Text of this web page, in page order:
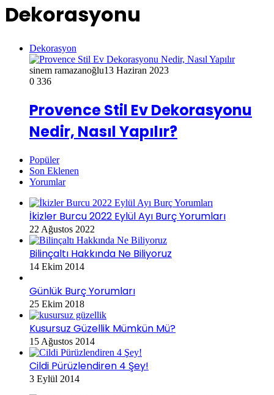
Dekorasyonu
Dekorasyon
sinem ramazanoğlu13 Haziran 2023
0 336
Provence Stil Ev Dekorasyonu
Nedir, Nasıl Yapılır?
Popüler
Son Eklenen
Yorumlar
İkizler Burcu 2022 Eylül Ayı Burç Yorumları
22 Ağustos 2022
Bilinçaltı Hakkında Ne Biliyoruz
14 Ekim 2014
Günlük Burç Yorumları
25 Ekim 2018
Kusursuz Güzellik Mümkün Mü?
15 Ağustos 2014
Cildi Pürüzlendiren 4 Şey!
3 Eylül 2014